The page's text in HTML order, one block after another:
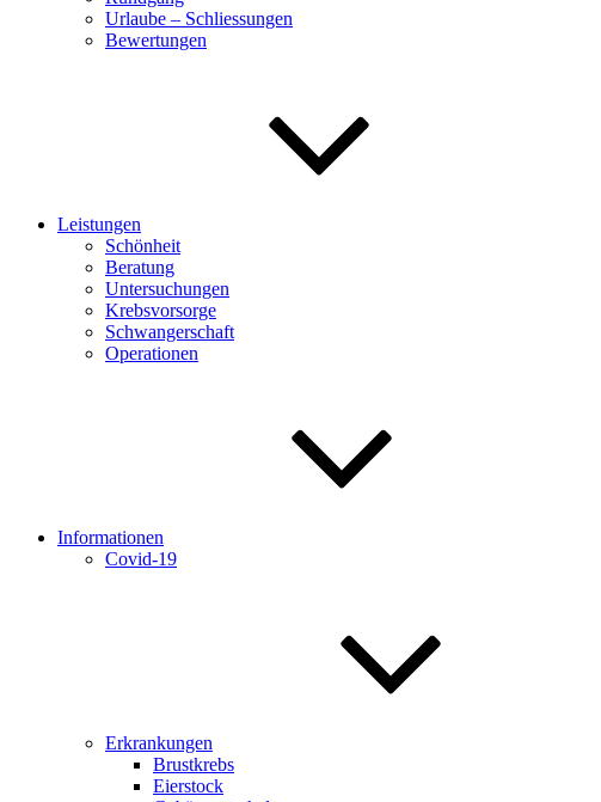
Urlaube – Schliessungen
Bewertungen
Leistungen
Schönheit
Beratung
Untersuchungen
Krebsvorsorge
Schwangerschaft
Operationen
Informationen
Covid-19
Erkrankungen
Brustkrebs
Eierstock